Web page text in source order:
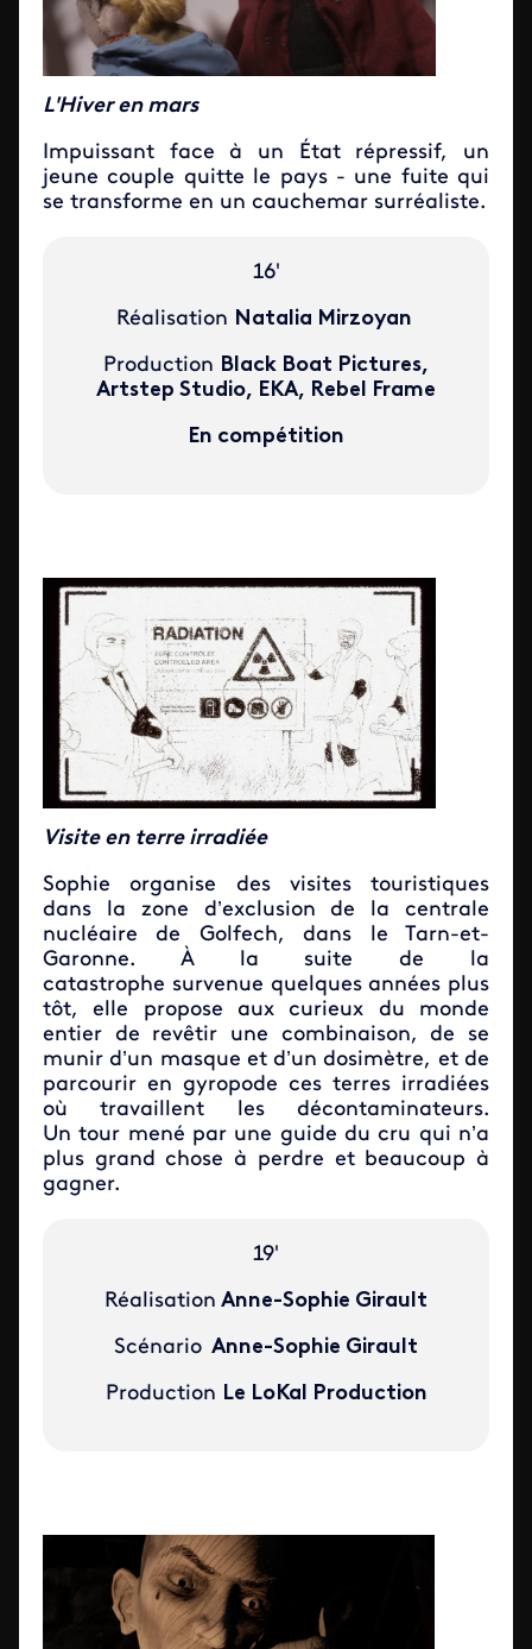
L'Hiver en mars
Impuissant face à un État répressif, un
jeune couple quitte le pays - une fuite qui
se transforme en un cauchemar surréaliste.
16'
Réalisation Natalia Mirzoyan
Production Black Boat Pictures,
Artstep Studio, EKA, Rebel Frame
En compétition
Visite en terre irradiée
Sophie organise des visites touristiques
dans la zone d’exclusion de la centrale
nucléaire de Golfech, dans le Tarn-et-
Garonne. À la suite de la
catastrophe survenue quelques années plus
tôt, elle propose aux curieux du monde
entier de revêtir une combinaison, de se
munir d’un masque et d’un dosimètre, et de
parcourir en gyropode ces terres irradiées
où travaillent les décontaminateurs.
Un tour mené par une guide du cru qui n’a
plus grand chose à perdre et beaucoup à
gagner.
19'
Réalisation Anne-Sophie Girault
Scénario Anne-Sophie Girault
Production Le LoKal Production